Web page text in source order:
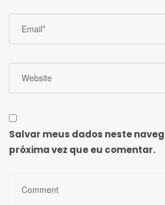
Salvar meus dados neste
próxima vez que eu comentar.